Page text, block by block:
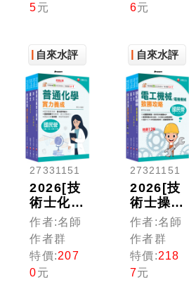
及必考內
5元
獨家解題
6元
自來水評
價
27331151
2026[技
術士化驗
類/操作
類-乙(淨
水、管
線、水
源)]台水
作者:名師
作者群
特價:207
0元
自來水評
價
27321151
2026[技
術士操作
類-甲(機
電)]台水
招考課文
版套書：
觀念說明
作者:名師
作者群
特價:218
7元